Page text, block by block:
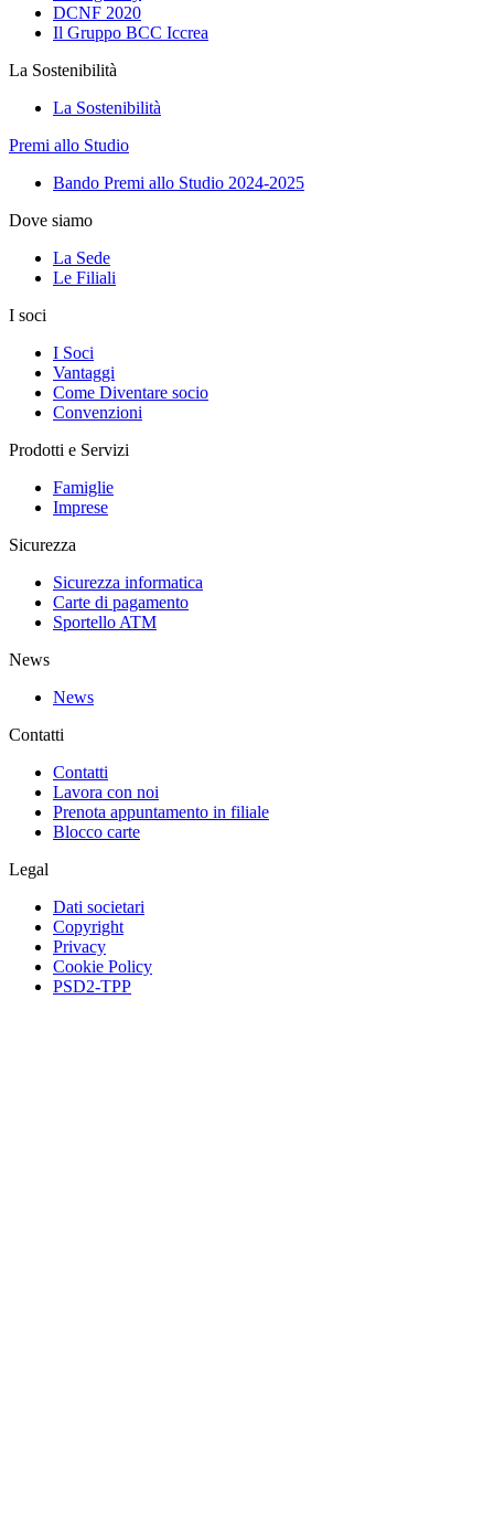
DCNF 2020
Il Gruppo BCC Iccrea
La Sostenibilità
La Sostenibilità
Premi allo Studio
Bando Premi allo Studio 2024-2025
Dove siamo
La Sede
Le Filiali
I soci
I Soci
Vantaggi
Come Diventare socio
Convenzioni
Prodotti e Servizi
Famiglie
Imprese
Sicurezza
Sicurezza informatica
Carte di pagamento
Sportello ATM
News
News
Contatti
Contatti
Lavora con noi
Prenota appuntamento in filiale
Blocco carte
Legal
Dati societari
Copyright
Privacy
Cookie Policy
PSD2-TPP